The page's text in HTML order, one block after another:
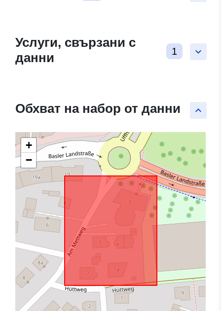
keyboard_arrow_down
Услуги, свързани с
данни
1
keyboard_arrow_up
Обхват на набор от данни
+
−